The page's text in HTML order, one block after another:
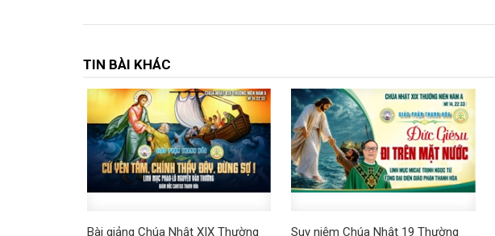
TIN BÀI KHÁC
Bài giảng Chúa Nhật XIX Thường
Suy niệm Chúa Nhật 19 Thường